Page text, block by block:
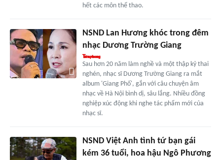
hết các môn thể thao.
NSND Lan Hương khóc trong đêm
nhạc Dương Trường Giang
Sau hơn 20 năm làm nghề và một thập kỷ thai
nghén, nhạc sĩ Dương Trường Giang ra mắt
album 'Giang Phố', gắn với câu chuyện âm
nhạc về Hà Nội bình dị, sâu lắng. Nhiều đồng
nghiệp xúc động khi nghe tác phẩm mới của
nhạc sĩ.
NSND Việt Anh tình tứ bạn gái
kém 36 tuổi, hoa hậu Ngô Phương